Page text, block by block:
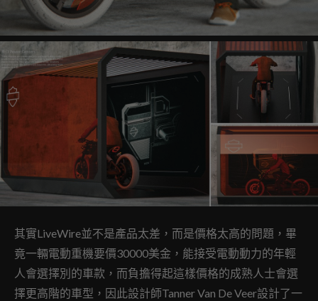
其實LiveWire並不是產品太差，而是價格太高的問題，畢
竟一輛電動重機要價30000美金，能接受電動動力的年輕
人會選擇別的車款，而負擔得起這樣價格的成熟人士會選
擇更高階的車型，因此設計師Tanner Van De Veer設計了一